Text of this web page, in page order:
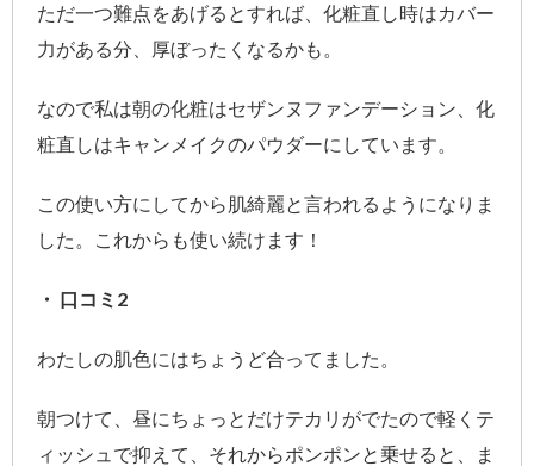
ただ一つ難点をあげるとすれば、化粧直し時はカバー
力がある分、厚ぼったくなるかも。
なので私は朝の化粧はセザンヌファンデーション、化
粧直しはキャンメイクのパウダーにしています。
この使い方にしてから肌綺麗と言われるようになりま
した。これからも使い続けます！
・ 口コミ2
わたしの肌色にはちょうど合ってました。
朝つけて、昼にちょっとだけテカリがでたので軽くテ
ィッシュで抑えて、それからポンポンと乗せると、ま